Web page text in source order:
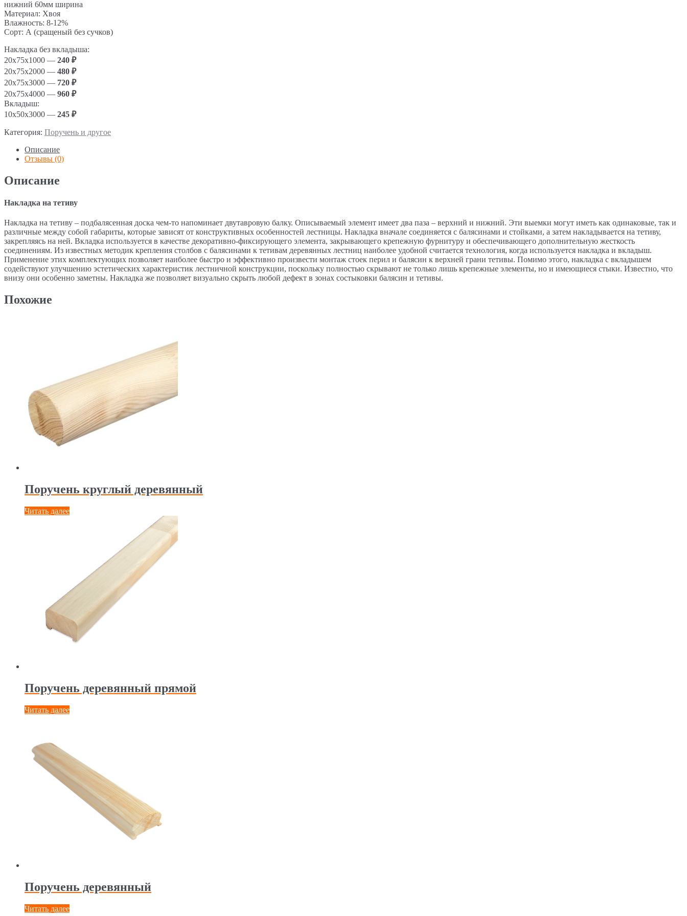
нижний 60мм ширина
Материал: Хвоя
Влажность: 8-12%
Сорт: А (сращеный без сучков)
Накладка без вкладыша:
20х75х1000 — 240 ₽
20х75х2000 — 480 ₽
20х75х3000 — 720 ₽
20х75х4000 — 960 ₽
Вкладыш:
10х50х3000 — 245 ₽
Категория: Поручень и другое
Описание
Отзывы (0)
Описание
Накладка на тетиву
Накладка на тетиву – подбалясенная доска чем-то напоминает двутавровую балку. Описываемый элемент имеет два паза – верхний и нижний. Эти выемки могут иметь как одинаковые, так и
различные между собой габариты, которые зависят от конструктивных особенностей лестницы. Накладка вначале соединяется с балясинами и стойками, а затем накладывается на тетиву,
закрепляясь на ней. Вкладка используется в качестве декоративно-фиксирующего элемента, закрывающего крепежную фурнитуру и обеспечивающего дополнительную жесткость
соединениям. Из известных методик крепления столбов с балясинами к тетивам деревянных лестниц наиболее удобной считается технология, когда используется накладка и вкладыш.
Применение этих комплектующих позволяет наиболее быстро и эффективно произвести монтаж стоек перил и балясин к верхней грани тетивы. Помимо этого, накладка с вкладышем
содействуют улучшению эстетических характеристик лестничной конструкции, поскольку полностью скрывают не только лишь крепежные элементы, но и имеющиеся стыки. Известно, что
внизу они особенно заметны. Накладка же позволяет визуально скрыть любой дефект в зонах состыковки балясин и тетивы.
Похожие
Поручень круглый деревянный
Читать далее
Поручень деревянный прямой
Читать далее
Поручень деревянный
Читать далее